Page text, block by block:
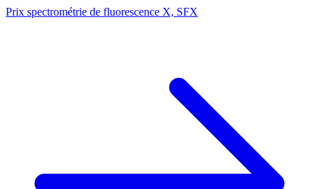
Prix spectrométrie de fluorescence X, SFX